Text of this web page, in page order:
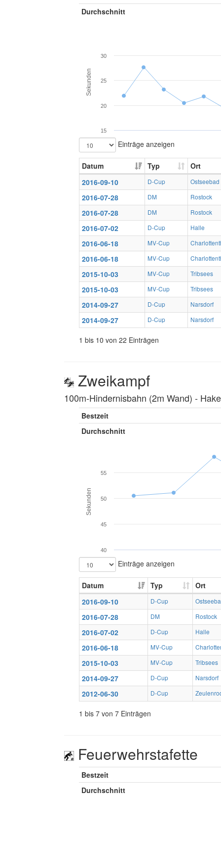
Durchschnitt
Sekunden
15
20
25
30
Einträge anzeigen
Datum Typ
Ort
2016-09-10
D-Cup
2016-07-28 DM Rostock
2016-07-28 DM Rostock
2016-07-02 D-Cup Halle
2016-06-18 MV-Cup
2016-06-18 MV-Cup
2015-10-03 MV-Cup Tribsees
2015-10-03 MV-Cup Tribsees
2014-09-27 D-Cup Narsdorf
2014-09-27 D-Cup Narsdorf
1 bis 10 von 22 Einträgen
Zweikampf
100m-Hindernisbahn (2m Wand) ‐
Bestzeit
Durchschnitt
Sekunden
40
45
50
55
Einträge anzeigen
Datum Typ
Ort
2016-09-10
D-Cup
2016-07-28 DM Rostock
2016-07-02 D-Cup Halle
2016-06-18 MV-Cup
2015-10-03 MV-Cup Tribsees
2014-09-27 D-Cup Narsdorf
2012-06-30 D-Cup
1 bis 7 von 7 Einträgen
Feuerwehrstafette
Bestzeit
Durchschnitt